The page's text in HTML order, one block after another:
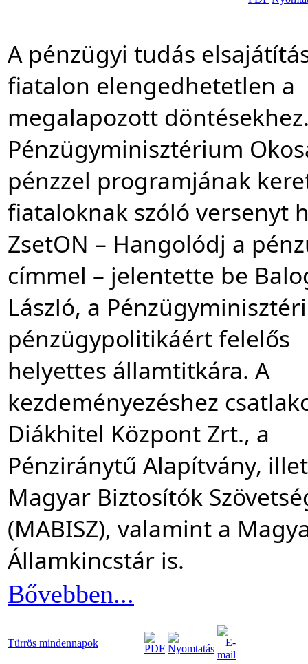
A pénzügyi tudás
fiatalon elengedhetetlen a
megalapozott
Pénzügyminisztérium
pénzzel programjának
fiataloknak szóló versenyt
ZsetON – Hangolódj a
címmel – jelentette be
László, a
pénzügypolitikáért felelős
helyettes államtitkára. A
kezdeményezéshez
Diákhitel Központ Zrt., a
Pénziránytű Alapítvány,
Magyar Biztosítók
(MABISZ), valamint a
Államkincstár is.
Bővebben...
Türrös mindennapok